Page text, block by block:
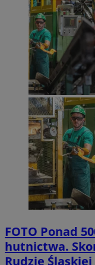
FOTO Ponad
hutnictwa.
Rudzie Śląskiej